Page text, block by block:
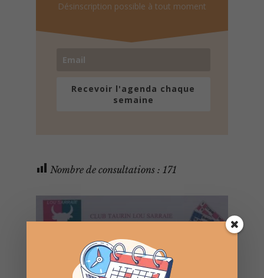
Désinscription possible à tout moment
Recevoir l'agenda chaque
semaine
Nombre de consultations : 171